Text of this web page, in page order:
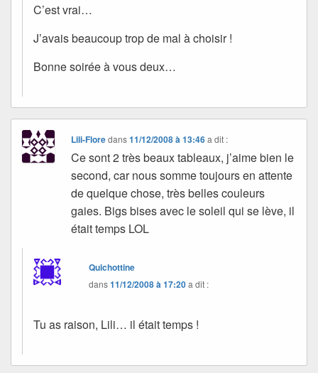
C’est vrai…
J’avais beaucoup trop de mal à choisir !
Bonne soirée à vous deux…
Lili-Floredans11/12/2008 à 13:46 a dit :
Ce sont 2 très beaux tableaux, j’aime bien le
second, car nous somme toujours en attente
de quelque chose, très belles couleurs
gaies. Bigs bises avec le soleil qui se lève, il
était temps LOL
Quichottine
dans11/12/2008 à 17:20a dit :
Tu as raison, Lili… il était temps !